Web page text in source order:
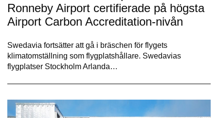
Ronneby Airport certifierade på högsta
Airport Carbon Accreditation-nivån
Swedavia fortsätter att gå i bräschen för flygets
klimatomställning som flygplatshållare. Swedavias
flygplatser Stockholm Arlanda…